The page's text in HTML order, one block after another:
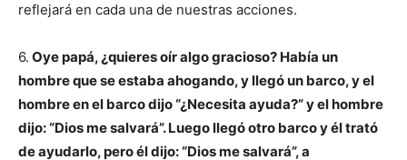
reflejará en cada una de nuestras acciones.
6. Oye papá, ¿quieres oír algo gracioso? Había un
hombre que se estaba ahogando, y llegó un barco, y el
hombre en el barco dijo “¿Necesita ayuda?” y el hombre
dijo: “Dios me salvará”. Luego llegó otro barco y él trató
de ayudarlo, pero él dijo: “Dios me salvará”, a